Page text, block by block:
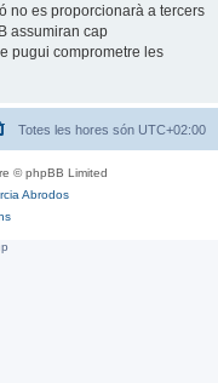
no es proporcionarà a tercers
assumiran cap
pugui comprometre les
Totes les hores són UTC+02:00
© phpBB Limited
Abrodos